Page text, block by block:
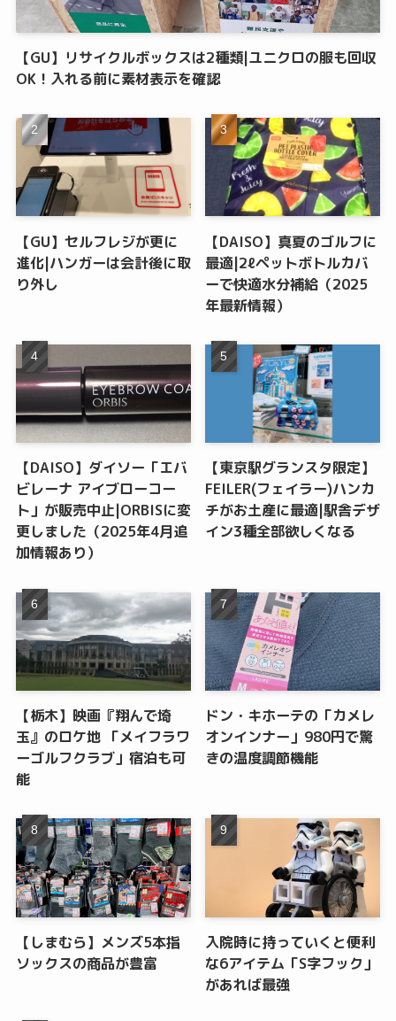
【GU】リサイクルボックスは2種類|ユニクロの服も回収
OK！入れる前に素材表示を確認
【GU】セルフレジが更に
進化|ハンガーは会計後に取
り外し
【DAISO】真夏のゴルフに
最適|2ℓペットボトルカバ
ーで快適水分補給（2025
年最新情報）
【DAISO】ダイソー「エバ
ビレーナ アイブローコー
ト」が販売中止|ORBISに変
更しました（2025年4月追
加情報あり）
【東京駅グランスタ限定】
FEILER(フェイラー)ハンカ
チがお土産に最適|駅舎デザ
イン3種全部欲しくなる
【栃木】映画『翔んで埼
玉』のロケ地 「メイフラワ
ーゴルフクラブ」宿泊も可
能
ドン・キホーテの「カメレ
オンインナー」980円で驚
きの温度調節機能
【しまむら】メンズ5本指
ソックスの商品が豊富
入院時に持っていくと便利
な6アイテム「S字フック」
があれば最強